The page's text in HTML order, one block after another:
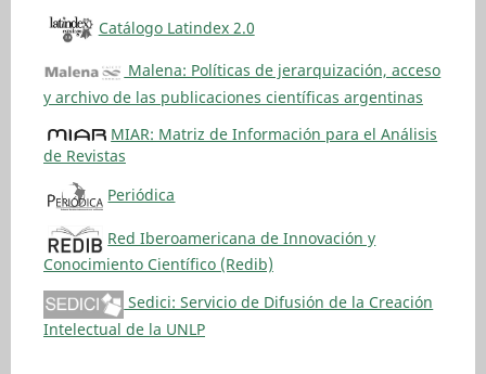
Catálogo Latindex 2.0
Malena: Políticas de jerarquización, acceso
y archivo de las publicaciones científicas argentinas
MIAR: Matriz de Información para el Análisis
de Revistas
Periódica
Red Iberoamericana de Innovación y
Conocimiento Científico (Redib)
Sedici: Servicio de Difusión de la Creación
Intelectual de la UNLP